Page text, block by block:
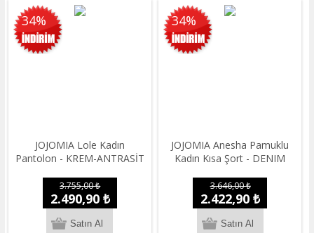
34%
JOJOMIA Lole Kadın
Pantolon - KREM-ANTRASİT
3.755,00 ₺
2.490,90 ₺
34%
JOJOMIA Anesha Pamuklu
Kadın Kısa Şort - DENIM
3.646,00 ₺
2.422,90 ₺